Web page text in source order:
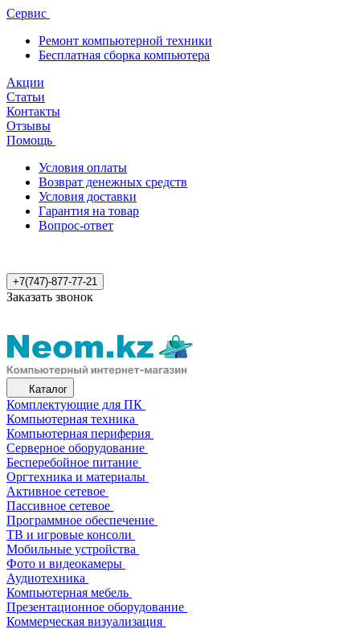
Сервис
Ремонт компьютерной техники
Бесплатная сборка компьютера
Акции
Статьи
Контакты
Отзывы
Помощь
Условия оплаты
Возврат денежных средств
Условия доставки
Гарантия на товар
Вопрос-ответ
+7(747)-877-77-21
Заказать звонок
Каталог
Комплектующие для ПК
Компьютерная техника
Компьютерная периферия
Серверное оборудование
Бесперебойное питание
Оргтехника и материалы
Активное сетевое
Пассивное сетевое
Программное обеспечение
ТВ и игровые консоли
Мобильные устройства
Фото и видеокамеры
Аудиотехника
Компьютерная мебель
Презентационное оборудование
Коммерческая визуализация